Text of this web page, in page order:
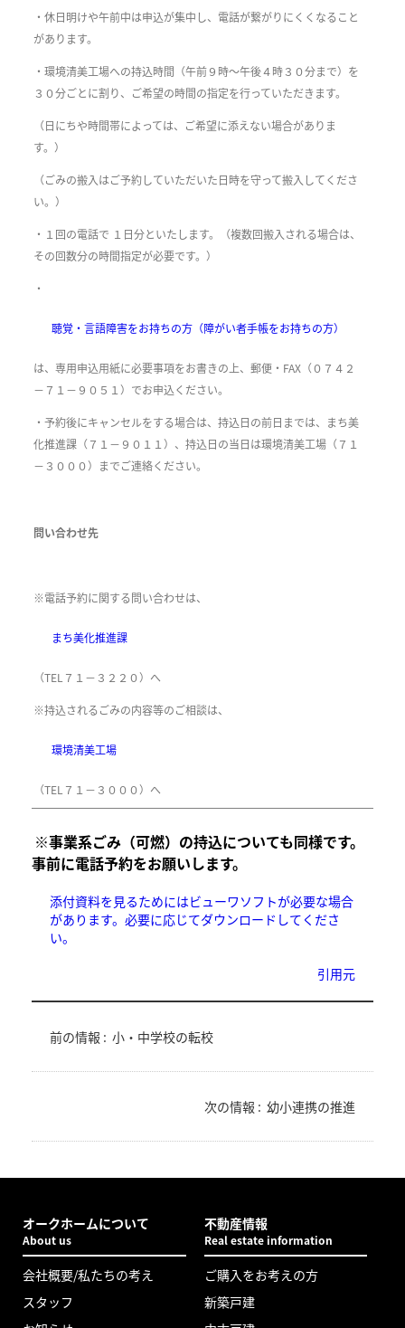
・休日明けや午前中は申込が集中し、電話が繋がりにくくなること
があります。
・環境清美工場への持込時間（午前９時～午後４時３０分まで）を
３０分ごとに割り、ご希望の時間の指定を行っていただきます。
（日にちや時間帯によっては、ご希望に添えない場合がありま
す。）
（ごみの搬入はご予約していただいた日時を守って搬入してくださ
い。）
・１回の電話で １日分といたします。（複数回搬入される場合は、
その回数分の時間指定が必要です。）
・
聴覚・言語障害をお持ちの方（障がい者手帳をお持ちの方）
は、専用申込用紙に必要事項をお書きの上、郵便・FAX（０７４２
－７１－９０５１）でお申込ください。
・予約後にキャンセルをする場合は、持込日の前日までは、まち美
化推進課（７１－９０１１）、持込日の当日は環境清美工場（７１
－３０００）までご連絡ください。
問い合わせ先
※電話予約に関する問い合わせは、
まち美化推進課
（TEL７１－３２２０）へ
※持込されるごみの内容等のご相談は、
環境清美工場
（TEL７１－３０００）へ
※事業系ごみ（可燃）の持込についても同様です。
事前に電話予約をお願いします。
添付資料を見るためにはビューワソフトが必要な場合
があります。必要に応じてダウンロードしてくださ
い。
引用元
前の情報 : 小・中学校の転校
次の情報 : 幼小連携の推進
オークホームについて
About us
会社概要/私たちの考え
スタッフ
不動産情報
Real estate information
ご購入をお考えの方
新築戸建